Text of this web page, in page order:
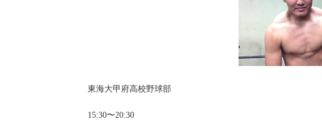
東海大甲府高校野球部
15:30〜20:30